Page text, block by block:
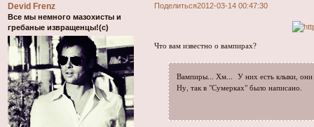
Поделиться2012-03-14 00:47:30
Devid Frenz
Все мы немного мазохисты и
гребаные извращенцы!(с)
Что вам известно о вампирах?
Вампиры... Хм... У них есть клыки, они
Ну, так в "Сумерках" было написано.